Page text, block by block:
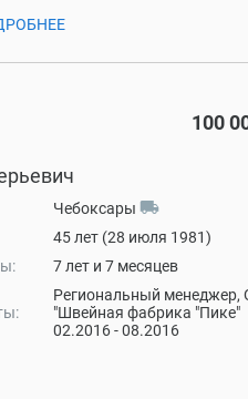
100
Чебоксары local_shipping
45 лет (28 июля 1981)
7 лет и 7 месяцев
Региональный
"Швейная фабрика "Пике"
02.2016 - 08.2016